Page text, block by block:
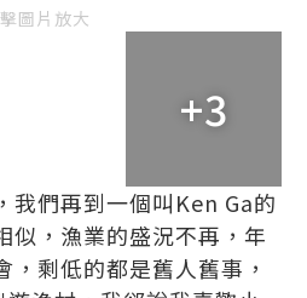
圖片放大
+3
我們再到一個叫Ken Ga的
似，漁業的盛況不再，年
剩低的都是舊人舊事，